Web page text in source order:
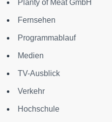
Planty of Meat GmbH
Fernsehen
Programmablauf
Medien
TV-Ausblick
Verkehr
Hochschule